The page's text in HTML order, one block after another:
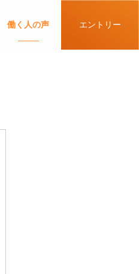
働く人の声 エントリー